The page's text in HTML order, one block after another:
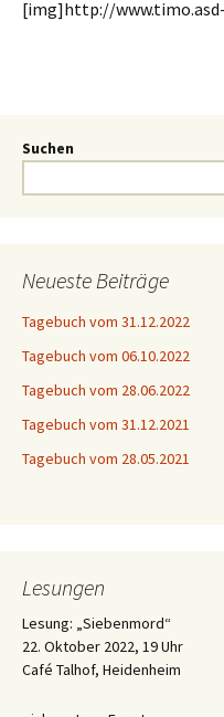
[img]http://
Suchen
Neueste Beiträge
Tagebuch vom 31.12.2022
Tagebuch vom 06.10.2022
Tagebuch vom 28.06.2022
Tagebuch vom 31.12.2021
Tagebuch vom 28.05.2021
Lesungen
Lesung: „Siebenmord“
22. Oktober 2022, 19 Uhr
Café Talhof, Heidenheim